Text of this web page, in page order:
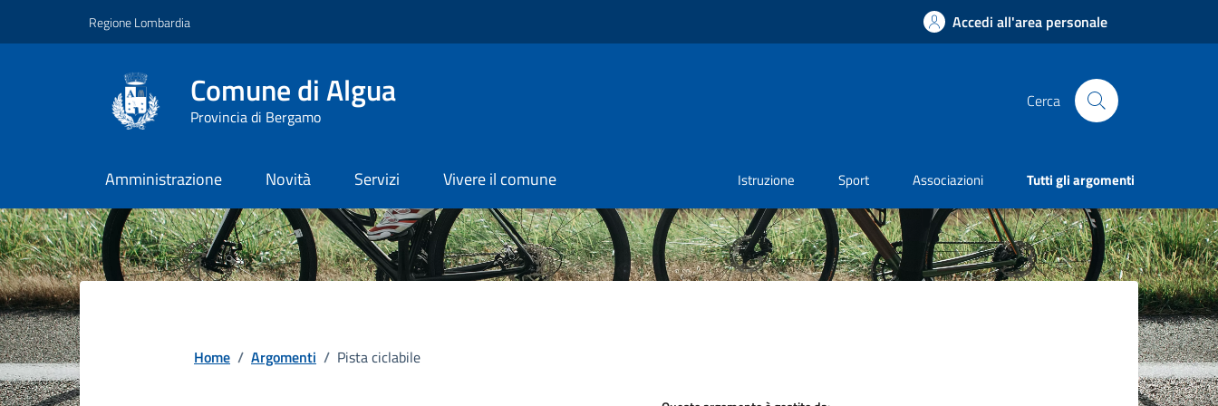
Regione Lombardia Accedi all'area personale
Comune di Algua
Provincia di Bergamo
Cerca
Amministrazione Novità Servizi Vivere il comune Istruzione Sport Associazioni Tutti gli argomenti
Home / Argomenti / Pista ciclabile